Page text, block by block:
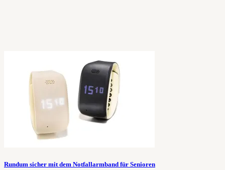
Rundum sicher mit dem Notfallarmband für Senioren